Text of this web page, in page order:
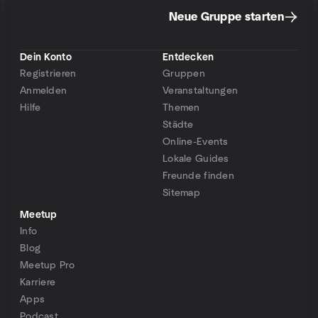
Neue Gruppe starten
Dein Konto
Registrieren
Anmelden
Hilfe
Entdecken
Gruppen
Veranstaltungen
Themen
Städte
Online-Events
Lokale Guides
Freunde finden
Sitemap
Meetup
Info
Blog
Meetup Pro
Karriere
Apps